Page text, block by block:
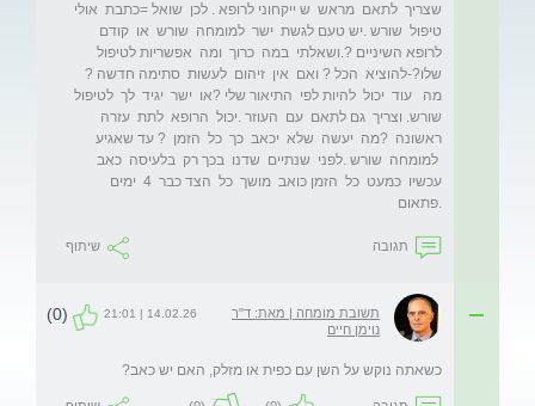
שצריך  לתאם  מראש  ש ייקחוני לרופא . לכן  שואל =כתבת  אולי
טיפול  שורש .יש טעם לגשת  ישר  למומחה  שורש  או  קודם
לרופא השיניים ?.ושאלתי  במה  כרוך  ומה  אפשריות לטיפול
שלו?-להוציא  הכל ? ואם  אין  זיהום  לעשות  סתימה חדשה ?
מה   עוד  יכול  להיות לפי  התיאור שלי ?או  ישר  יגיד  לך  לטיפול
שורש. וצריך  גם לתאם  עם  העוזר .יכול  הרופא  לתת  עזרה
למומחה  שורש .לפני  שנתיים  שדנו  בכך רק  בלעיסה  כאב
עכשיו  כמעט  כל  הזמן כואב  מושך  כל  הצד כבר  4  ימים
.פתאום
תגובה שיתוף
תשובת מומחה | מאת: ד"ר
נוימן חיים
14.02.26 | 21:01
(0)
כשאתה נוקש על השן עם כפית או מזלק, האם יש כאב?